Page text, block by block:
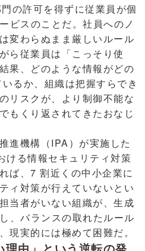
の許可を得ずに従業員が個
ビスのことだ。社員へのノ
変わらぬまま厳しいルール
ら従業員は「こっそり使
果、どのような情報がどの
るか、組織は把握すらでき
リスクが、より制御不能な
もくり返されてきたおなじ
進機構（IPA）が実施した
ける情報セキュリティ対策
ば、7 割近くの中小企業に
ィ対策が行えていないとい
当者がいない組織が、生成
、バランスの取れたルール
現実的には極めて困難だ。